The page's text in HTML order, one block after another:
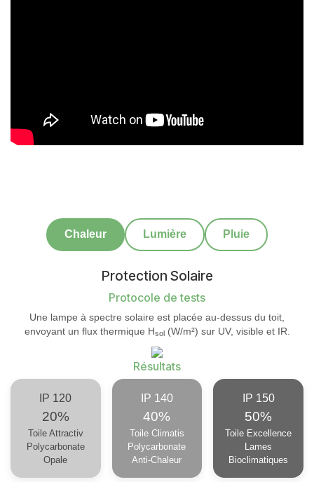
Chaleur Lumière Pluie
Protection Solaire
Protocole de tests
Une lampe à spectre solaire est placée au-dessus du toit,
envoyant un flux thermique Hsol(W/m²) sur UV, visible et IR.
Résultats
IP 120
20%
Toile Attractiv
Polycarbonate
Opale
IP 140
40%
Toile Climatis
Polycarbonate
Anti-Chaleur
IP 150
50%
Toile Excellence
Lames
Bioclimatiques